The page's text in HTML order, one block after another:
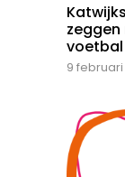
voetbal
9 februari